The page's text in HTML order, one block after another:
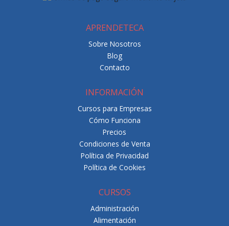
APRENDETECA
Sobre Nosotros
Blog
Contacto
INFORMACIÓN
Cursos para Empresas
Cómo Funciona
Precios
Condiciones de Venta
Política de Privacidad
Política de Cookies
CURSOS
Administración
Alimentación